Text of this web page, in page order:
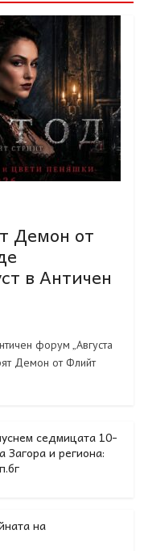
Демон от
в Античен
форум „Августа
Демон от Флийт
седмицата 10-
Загора и региона:
на